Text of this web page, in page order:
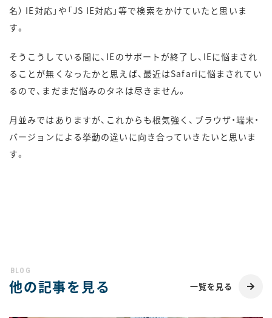
名） IE対応」や「JS IE対応」等で検索をかけていたと思いま
す。
そうこうしている間に、IEのサポートが終了し、IEに悩まされ
ることが無くなったかと思えば、最近はSafariに悩まされてい
るので、まだまだ悩みのタネは尽きません。
月並みではありますが、これからも根気強く、ブラウザ・端末・
バージョンによる挙動の違いに向き合っていきたいと思いま
す。
他の記事を見る 一覧を見る